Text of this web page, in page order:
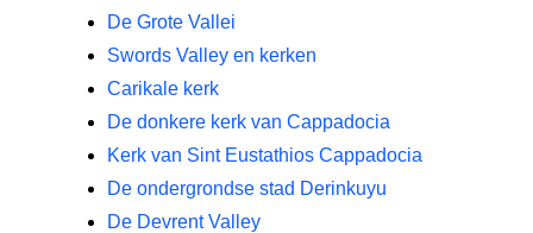
De Grote Vallei
Swords Valley en kerken
Carikale kerk
De donkere kerk van Cappadocia
Kerk van Sint Eustathios Cappadocia
De ondergrondse stad Derinkuyu
De Devrent Valley